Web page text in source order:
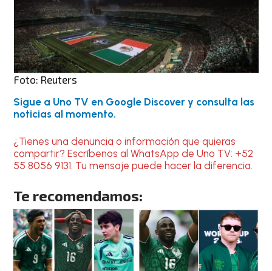
Foto: Reuters
Sigue a Uno TV en Google Discover y consulta las
noticias al momento.
¿Tienes una denuncia o información que quieras
compartir? Escríbenos al WhatsApp de Uno TV: +52
55 8056 9131. Tu mensaje puede hacer la diferencia.
Te recomendamos: